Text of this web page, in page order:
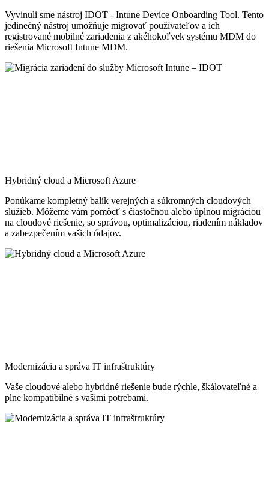
Vyvinuli sme nástroj IDOT - Intune Device Onboarding Tool. Tento
jedinečný nástroj umožňuje migrovať používateľov a ich
registrované mobilné zariadenia z akéhokoľvek systému MDM do
riešenia Microsoft Intune MDM.
Hybridný cloud a Microsoft Azure
Ponúkame kompletný balík verejných a súkromných cloudových
služieb. Môžeme vám pomôcť s čiastočnou alebo úplnou migráciou
na cloudové riešenie, so správou, optimalizáciou, riadením nákladov
a zabezpečením vašich údajov.
Modernizácia a správa IT infraštruktúry
Vaše cloudové alebo hybridné riešenie bude rýchle, škálovateľné a
plne kompatibilné s vašimi potrebami.